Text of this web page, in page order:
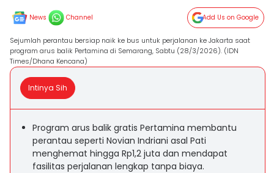
News Channel Add Us on Google
Sejumlah perantau bersiap naik ke bus untuk perjalanan ke Jakarta saat
program arus balik Pertamina di Semarang, Sabtu (28/3/2026). (IDN
Times/Dhana Kencana)
Intinya Sih
Program arus balik gratis Pertamina membantu
perantau seperti Novian Indriani asal Pati
menghemat hingga Rp1,2 juta dan mendapat
fasilitas perjalanan lengkap tanpa biaya.